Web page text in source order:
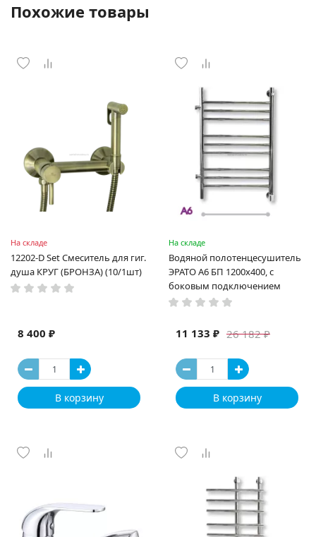
Похожие товары
На складе
12202-D Set Смеситель для гиг.
душа КРУГ (БРОНЗА) (10/1шт)
8 400 ₽
В корзину
На складе
Водяной полотенцесушитель
ЭРАТО А6 БП 1200x400, с
боковым подключением
26 182 ₽
11 133 ₽
В корзину